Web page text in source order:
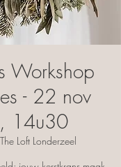
Workshop
- 22 nov
14u30
The Loft Londerzeel